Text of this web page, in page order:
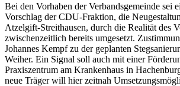
Bei den Vorhaben der Verbandsgemeinde sei
Vorschlag der CDU-Fraktion, die
Atzelgift-Streithausen, durch die Realität des
zwischenzeitlich bereits umgesetzt.
Johannes Kempf zu der geplanten
Weiher. Ein Signal soll auch mit einer
Praxiszentrum am Krankenhaus in
neue Träger will hier zeitnah